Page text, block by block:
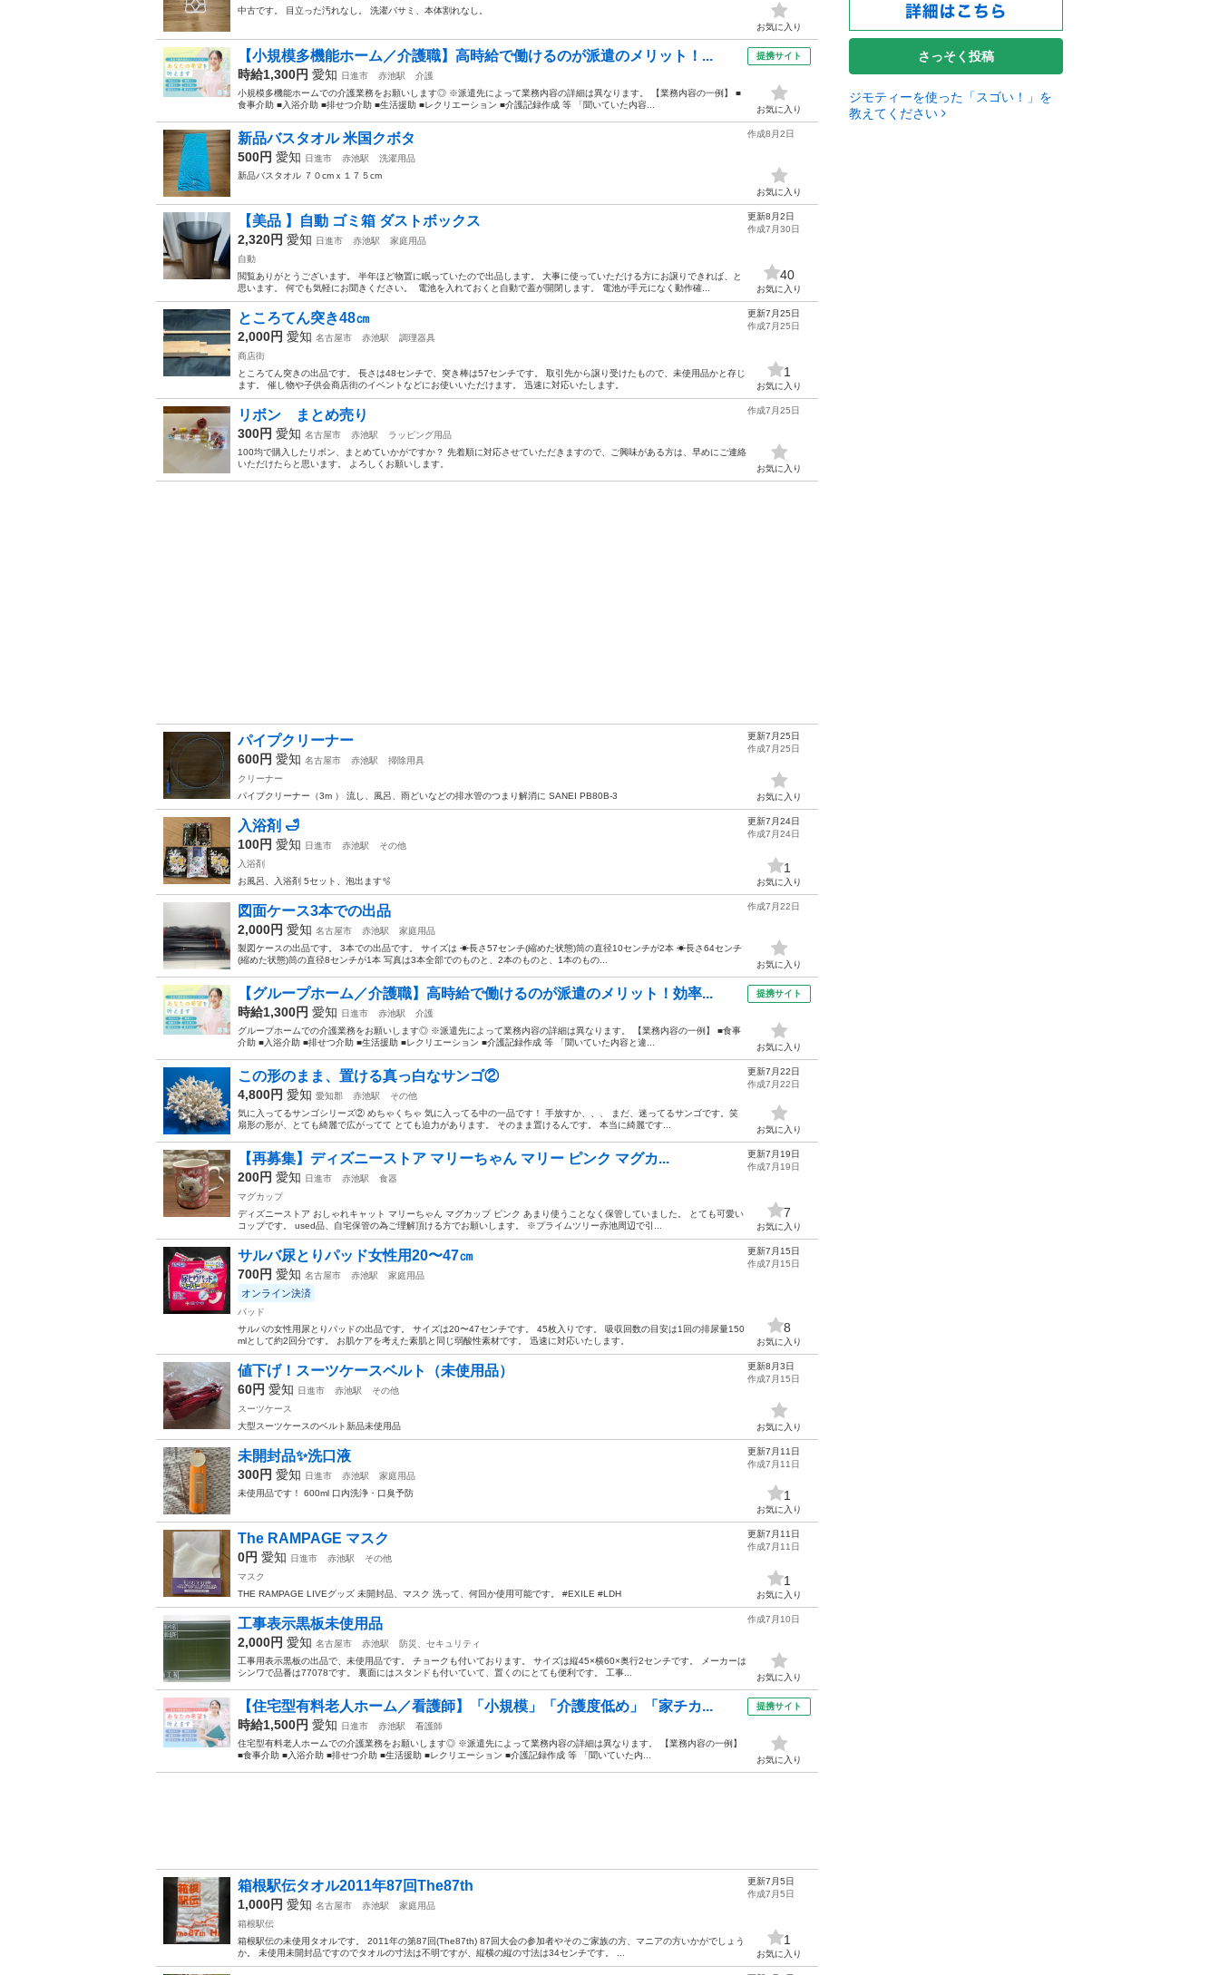
中古です。 目立った汚れなし。 洗濯バサミ、本体割れなし。
お気に入り
【小規模多機能ホーム／介護職】高時給で働けるのが派遣のメリット！...
時給1,300円 愛知 日進市 赤池駅
介護
小規模多機能ホームでの介護業務をお願いします◎ ※派遣先によって業務内容の詳細は異なります。 【業務内容の一例】 ■
食事介助 ■入浴介助 ■排せつ介助 ■生活援助 ■レクリエーション ■介護記録作成 等 「聞いていた内容...
提携サイト
お気に入り
新品バスタオル 米国クボタ
500円 愛知 日進市 赤池駅
洗濯用品
新品バスタオル ７０cmｘ１７５cm
作成8月2日
お気に入り
【美品 】自動 ゴミ箱 ダストボックス
2,320円 愛知 日進市 赤池駅
家庭用品
自動
閲覧ありがとうございます。 半年ほど物置に眠っていたので出品します。 大事に使っていただける方にお譲りできれば、と
思います。 何でも気軽にお聞きください。 電池を入れておくと自動で蓋が開閉します。 電池が手元になく動作確...
更新8月2日
作成7月30日
40
お気に入り
ところてん突き48㎝
2,000円 愛知 名古屋市 赤池駅
調理器具
商店街
ところてん突きの出品です。 長さは48センチで、突き棒は57センチです。 取引先から譲り受けたもので、未使用品かと存じ
ます。 催し物や子供会商店街のイベントなどにお使いいただけます。 迅速に対応いたします。
更新7月25日
作成7月25日
1
お気に入り
リボン まとめ売り
300円 愛知 名古屋市 赤池駅
ラッピング用品
100均で購入したリボン、まとめていかがですか？ 先着順に対応させていただきますので、ご興味がある方は、早めにご連絡
いただけたらと思います。 よろしくお願いします。
作成7月25日
お気に入り
パイプクリーナー
600円 愛知 名古屋市 赤池駅
掃除用具
クリーナー
パイプクリーナー（3m ） 流し、風呂、雨どいなどの排水管のつまり解消に SANEI PB80B-3
更新7月25日
作成7月25日
お気に入り
入浴剤 🛁
100円 愛知 日進市 赤池駅
その他
入浴剤
お風呂、入浴剤 5セット、泡出ます🫧
更新7月24日
作成7月24日
1
お気に入り
図面ケース3本での出品
2,000円 愛知 名古屋市 赤池駅
家庭用品
製図ケースの出品です。 3本での出品です。 サイズは ☀︎長さ57センチ(縮めた状態)筒の直径10センチが2本 ☀︎長さ64センチ
(縮めた状態)筒の直径8センチが1本 写真は3本全部でのものと、2本のものと、1本のもの...
作成7月22日
お気に入り
【グループホーム／介護職】高時給で働けるのが派遣のメリット！効率...
時給1,300円 愛知 日進市 赤池駅
介護
グループホームでの介護業務をお願いします◎ ※派遣先によって業務内容の詳細は異なります。 【業務内容の一例】 ■食事
介助 ■入浴介助 ■排せつ介助 ■生活援助 ■レクリエーション ■介護記録作成 等 「聞いていた内容と違...
提携サイト
お気に入り
この形のまま、置ける真っ白なサンゴ②
4,800円 愛知 愛知郡 赤池駅
その他
気に入ってるサンゴシリーズ② めちゃくちゃ 気に入ってる中の一品です！ 手放すか、、、 まだ、迷ってるサンゴです。笑
扇形の形が、とても綺麗で広がってて とても迫力があります。 そのまま置けるんです。 本当に綺麗です...
更新7月22日
作成7月22日
お気に入り
【再募集】ディズニーストア マリーちゃん マリー ピンク マグカ...
200円 愛知 日進市 赤池駅
食器
マグカップ
ディズニーストア おしゃれキャット マリーちゃん マグカップ ピンク あまり使うことなく保管していました。 とても可愛い
コップです。 used品、自宅保管の為ご理解頂ける方でお願いします。 ※プライムツリー赤池周辺で引...
更新7月19日
作成7月19日
7
お気に入り
サルバ尿とりパッド女性用20〜47㎝
700円 愛知 名古屋市 赤池駅 家庭用品
オンライン決済
パッド
サルバの女性用尿とりパッドの出品です。 サイズは20〜47センチです。 45枚入りです。 吸収回数の目安は1回の排尿量150
mlとして約2回分です。 お肌ケアを考えた素肌と同じ弱酸性素材です。 迅速に対応いたします。
更新7月15日
作成7月15日
8
お気に入り
値下げ！スーツケースベルト（未使用品）
60円 愛知 日進市 赤池駅
その他
スーツケース
大型スーツケースのベルト新品未使用品
更新8月3日
作成7月15日
お気に入り
未開封品✨️洗口液
300円 愛知 日進市 赤池駅
家庭用品
未使用品です！ 600ml 口内洗浄・口臭予防
更新7月11日
作成7月11日
1
お気に入り
The RAMPAGE マスク
0円 愛知 日進市 赤池駅
その他
マスク
THE RAMPAGE LIVEグッズ 未開封品、マスク 洗って、何回か使用可能です。 #EXILE #LDH
更新7月11日
作成7月11日
1
お気に入り
工事表示黒板未使用品
2,000円 愛知 名古屋市 赤池駅
防災、セキュリティ
工事用表示黒板の出品で、未使用品です。 チョークも付いております。 サイズは縦45×横60×奥行2センチです。 メーカーは
シンワで品番は77078です。 裏面にはスタンドも付いていて、置くのにとても便利です。 工事...
作成7月10日
お気に入り
【住宅型有料老人ホーム／看護師】「小規模」「介護度低め」「家チカ...
時給1,500円 愛知 日進市 赤池駅
看護師
住宅型有料老人ホームでの介護業務をお願いします◎ ※派遣先によって業務内容の詳細は異なります。 【業務内容の一例】
■食事介助 ■入浴介助 ■排せつ介助 ■生活援助 ■レクリエーション ■介護記録作成 等 「聞いていた内...
提携サイト
お気に入り
箱根駅伝タオル2011年87回The87th
1,000円 愛知 名古屋市 赤池駅
家庭用品
箱根駅伝
箱根駅伝の未使用タオルです。 2011年の第87回(The87th) 87回大会の参加者やそのご家族の方、マニアの方いかがでしょう
か。 未使用未開封品ですのでタオルの寸法は不明ですが、縦横の縦の寸法は34センチです。 ...
更新7月5日
作成7月5日
1
お気に入り
さっそく投稿
ジモティーを使った「スゴい！」を
教えてください